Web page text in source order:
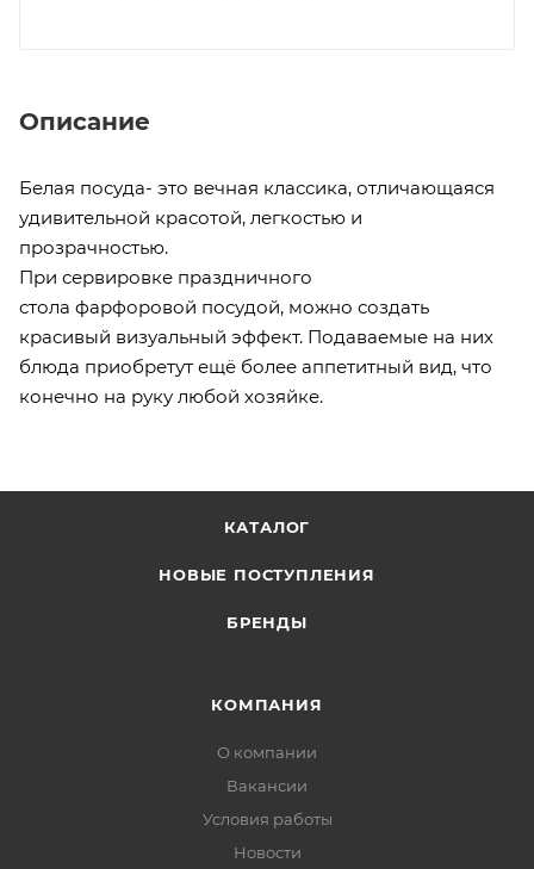
Описание
Белая посуда- это вечная классика, отличающаяся
удивительной красотой, легкостью и
прозрачностью.
При сервировке праздничного
стола фарфоровой посудой, можно создать
красивый визуальный эффект. Подаваемые на них
блюда приобретут ещё более аппетитный вид, что
конечно на руку любой хозяйке.
КАТАЛОГ
НОВЫЕ ПОСТУПЛЕНИЯ
БРЕНДЫ
КОМПАНИЯ
О компании
Вакансии
Условия работы
Новости